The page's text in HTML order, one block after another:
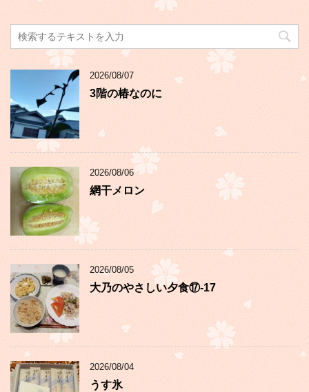
2026/08/07
3階の椿なのに
2026/08/06
網干メロン
2026/08/05
大乃のやさしい夕食⑰-17
2026/08/04
うす氷